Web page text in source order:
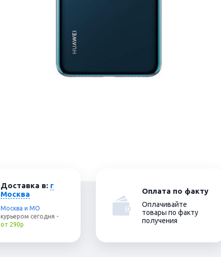
Доставка в: г
Москва
Москва и МО
курьером сегодня -
от 290р
Оплата по факту
Оплачивайте
товары по факту
получения